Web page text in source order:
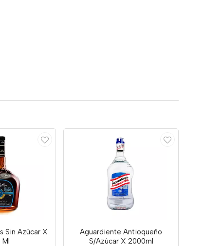
Sin Azúcar X
Ml
Aguardiente Antioqueño
S/Azúcar X 2000ml